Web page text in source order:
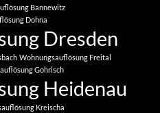
Bannewitz
Dohna
Dresden
Wohnungsauflösung Freital
Gohrisch
Heidenau
Kreischa